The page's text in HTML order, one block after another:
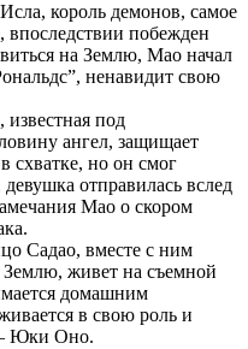
король демонов, самое
впоследствии побежден
на Землю, Мао начал
ненавидит свою
известная под
ангел, защищает
схватке, но он смог
отправилась вслед
Мао о скором
Садао, вместе с ним
Землю, живет на съемной
домашним
в свою роль и
Юки Оно.